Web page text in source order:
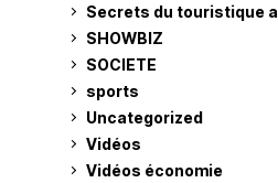
Secrets du touristique
SHOWBIZ
SOCIETE
sports
Uncategorized
Vidéos
Vidéos économie